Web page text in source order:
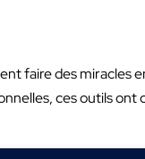
faire des miracles
ces outils ont